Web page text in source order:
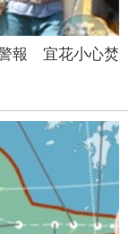
報 宜花小心焚